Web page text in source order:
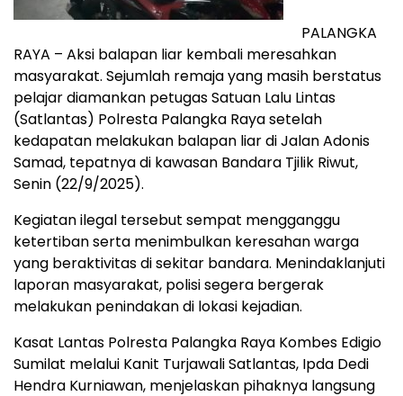
PALANGKA
RAYA – Aksi balapan liar kembali meresahkan
masyarakat. Sejumlah remaja yang masih berstatus
pelajar diamankan petugas Satuan Lalu Lintas
(Satlantas) Polresta Palangka Raya setelah
kedapatan melakukan balapan liar di Jalan Adonis
Samad, tepatnya di kawasan Bandara Tjilik Riwut,
Senin (22/9/2025).
Kegiatan ilegal tersebut sempat mengganggu
ketertiban serta menimbulkan keresahan warga
yang beraktivitas di sekitar bandara. Menindaklanjuti
laporan masyarakat, polisi segera bergerak
melakukan penindakan di lokasi kejadian.
Kasat Lantas Polresta Palangka Raya Kombes Edigio
Sumilat melalui Kanit Turjawali Satlantas, Ipda Dedi
Hendra Kurniawan, menjelaskan pihaknya langsung